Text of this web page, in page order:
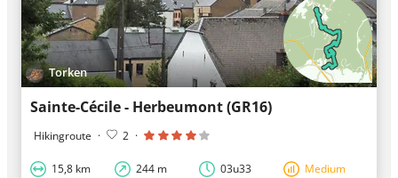
Torken
Sainte-Cécile - Herbeumont (GR16)
Hikingroute · 2 ·
15,8 km 244 m 03u33 Medium